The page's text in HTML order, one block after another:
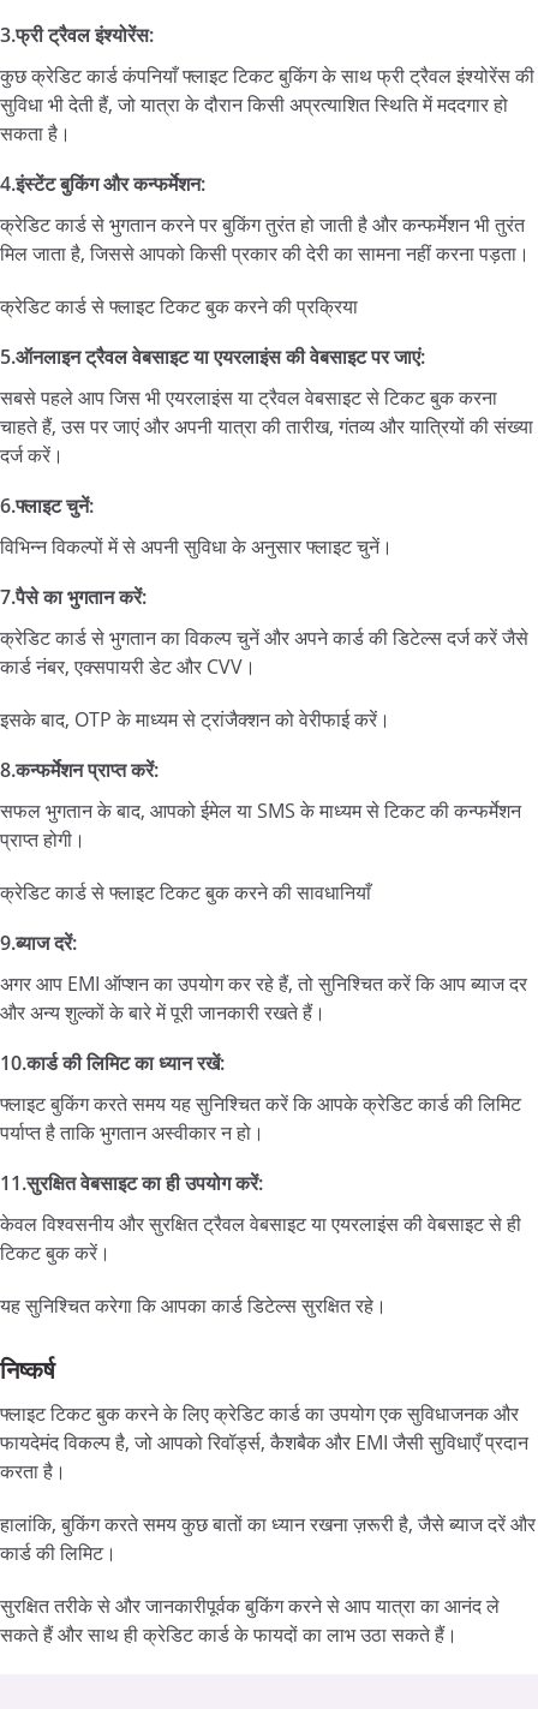
3.फ्री ट्रैवल इंश्योरेंस:
कुछ क्रेडिट कार्ड कंपनियाँ फ्लाइट टिकट बुकिंग के साथ फ्री ट्रैवल इंश्योरेंस की
सुविधा भी देती हैं, जो यात्रा के दौरान किसी अप्रत्याशित स्थिति में मददगार हो
सकता है।
4.इंस्टेंट बुकिंग और कन्फर्मेशन:
क्रेडिट कार्ड से भुगतान करने पर बुकिंग तुरंत हो जाती है और कन्फर्मेशन भी तुरंत
मिल जाता है, जिससे आपको किसी प्रकार की देरी का सामना नहीं करना पड़ता।
क्रेडिट कार्ड से फ्लाइट टिकट बुक करने की प्रक्रिया
5.ऑनलाइन ट्रैवल वेबसाइट या एयरलाइंस की वेबसाइट पर जाएं:
सबसे पहले आप जिस भी एयरलाइंस या ट्रैवल वेबसाइट से टिकट बुक करना
चाहते हैं, उस पर जाएं और अपनी यात्रा की तारीख, गंतव्य और यात्रियों की संख्या
दर्ज करें।
6.फ्लाइट चुनें:
विभिन्न विकल्पों में से अपनी सुविधा के अनुसार फ्लाइट चुनें।
7.पैसे का भुगतान करें:
क्रेडिट कार्ड से भुगतान का विकल्प चुनें और अपने कार्ड की डिटेल्स दर्ज करें जैसे
कार्ड नंबर, एक्सपायरी डेट और CVV।
इसके बाद, OTP के माध्यम से ट्रांजैक्शन को वेरीफाई करें।
8.कन्फर्मेशन प्राप्त करें:
सफल भुगतान के बाद, आपको ईमेल या SMS के माध्यम से टिकट की कन्फर्मेशन
प्राप्त होगी।
क्रेडिट कार्ड से फ्लाइट टिकट बुक करने की सावधानियाँ
9.ब्याज दरें:
अगर आप EMI ऑप्शन का उपयोग कर रहे हैं, तो सुनिश्चित करें कि आप ब्याज दर
और अन्य शुल्कों के बारे में पूरी जानकारी रखते हैं।
10.कार्ड की लिमिट का ध्यान रखें:
फ्लाइट बुकिंग करते समय यह सुनिश्चित करें कि आपके क्रेडिट कार्ड की लिमिट
पर्याप्त है ताकि भुगतान अस्वीकार न हो।
11.सुरक्षित वेबसाइट का ही उपयोग करें:
केवल विश्वसनीय और सुरक्षित ट्रैवल वेबसाइट या एयरलाइंस की वेबसाइट से ही
टिकट बुक करें।
यह सुनिश्चित करेगा कि आपका कार्ड डिटेल्स सुरक्षित रहे।
निष्कर्ष
फ्लाइट टिकट बुक करने के लिए क्रेडिट कार्ड का उपयोग एक सुविधाजनक और
फायदेमंद विकल्प है, जो आपको रिवॉर्ड्स, कैशबैक और EMI जैसी सुविधाएँ प्रदान
करता है।
हालांकि, बुकिंग करते समय कुछ बातों का ध्यान रखना ज़रूरी है, जैसे ब्याज दरें और
कार्ड की लिमिट।
सुरक्षित तरीके से और जानकारीपूर्वक बुकिंग करने से आप यात्रा का आनंद ले
सकते हैं और साथ ही क्रेडिट कार्ड के फायदों का लाभ उठा सकते हैं।